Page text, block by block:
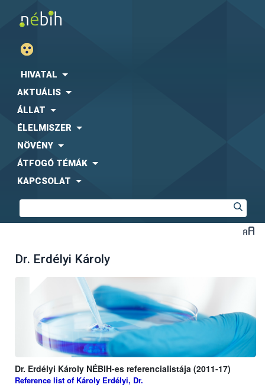
HIVATAL
AKTUÁLIS
ÁLLAT
ÉLELMISZER
NÖVÉNY
ÁTFOGÓ TÉMÁK
KAPCSOLAT
Dr. Erdélyi Károly
Dr. Erdélyi Károly NÉBIH-es referencialistája (2011-17)
Reference list of Károly Erdélyi, Dr.